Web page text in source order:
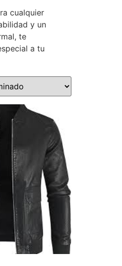
cualquier
y un
te
a tu